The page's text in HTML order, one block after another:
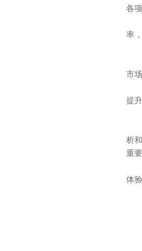
各
例
率
汽
当
市
此
提
展
析
重
总
体